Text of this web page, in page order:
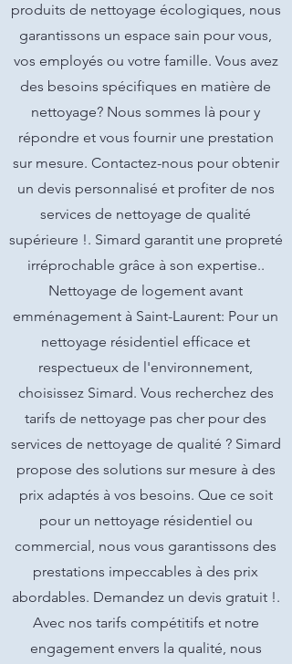
produits de nettoyage écologiques, nous
garantissons un espace sain pour vous,
vos employés ou votre famille. Vous avez
des besoins spécifiques en matière de
nettoyage? Nous sommes là pour y
répondre et vous fournir une prestation
sur mesure. Contactez-nous pour obtenir
un devis personnalisé et profiter de nos
services de nettoyage de qualité
supérieure !. Simard garantit une propreté
irréprochable grâce à son expertise..
Nettoyage de logement avant
emménagement à Saint-Laurent: Pour un
nettoyage résidentiel efficace et
respectueux de l'environnement,
choisissez Simard. Vous recherchez des
tarifs de nettoyage pas cher pour des
services de nettoyage de qualité ? Simard
propose des solutions sur mesure à des
prix adaptés à vos besoins. Que ce soit
pour un nettoyage résidentiel ou
commercial, nous vous garantissons des
prestations impeccables à des prix
abordables. Demandez un devis gratuit !.
Avec nos tarifs compétitifs et notre
engagement envers la qualité, nous